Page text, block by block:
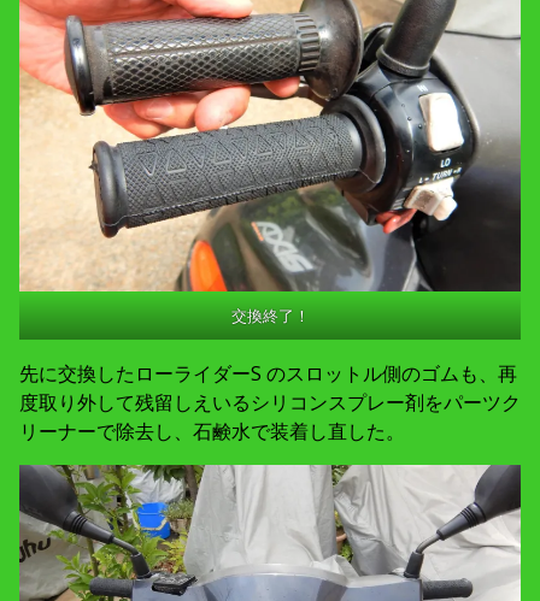
交換終了！
先に交換したローライダーS のスロットル側のゴムも、再
度取り外して残留しえいるシリコンスプレー剤をパーツク
リーナーで除去し、石鹸水で装着し直した。